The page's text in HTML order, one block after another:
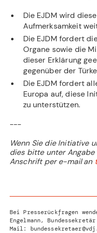
Die EJDM wird
Aufmerksamkeit
Die EJDM fordert
Organe sowie die
dieser Erklärung
gegenüber der
Die EJDM fordert
Europa auf, diese
zu unterstützen.
---
Wenn Sie die Initiative
dies bitte unter Angabe
Anschrift per e-mail an
Bei Presserückfragen
Engelmann,
Mail: